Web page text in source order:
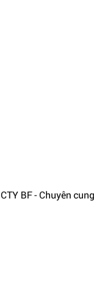
CTY BF - Chuyên